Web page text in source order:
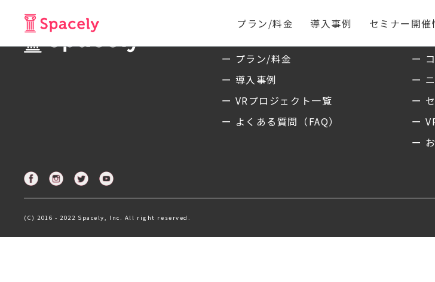
プラン/料金 導入事例 セミナー開催
サービス
ー プラン/料金
ー 導入事例
ー VRプロジェクト一覧
ー よくある質問（FAQ）
私
ー
ー
ー
ー
ー
(C) 2016 - 2022 Spacely, Inc. All right reserved.